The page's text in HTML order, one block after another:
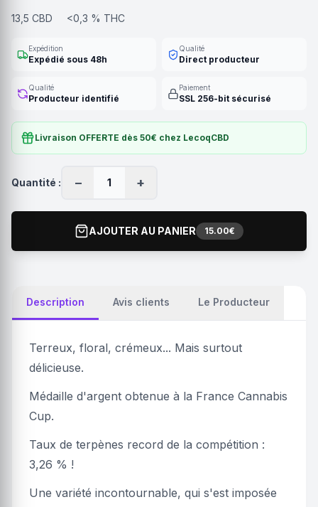
13,5 CBD <0,3 % THC
Expédition
Expédié sous 48h
Qualité
Direct producteur
Qualité
Producteur identifié
Paiement
SSL 256-bit sécurisé
Livraison OFFERTE dès 50€ chez LecoqCBD
Quantité : − 1 +
AJOUTER AU PANIER 15.00€
Description Avis clients Le Producteur
Terreux, floral, crémeux... Mais surtout
délicieuse.
Médaille d'argent obtenue à la France Cannabis
Cup.
Taux de terpènes record de la compétition :
3,26 % !
Une variété incontournable, qui s'est imposée